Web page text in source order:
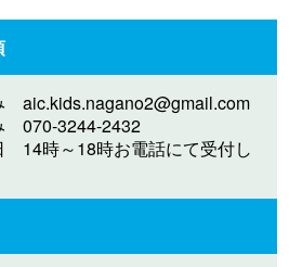
aic.kids.nagano2@gmail.com
070-3244-2432
14時～18時お電話にて受付し